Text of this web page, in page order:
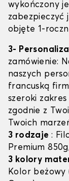
wykończony
zabezpieczyć
objęte 1-
3-
zamówienie:
naszych
francuską
szeroki
zgodnie z
Twoich
3 rodzaje :
Premium
3 kolory
Kolor beżowy